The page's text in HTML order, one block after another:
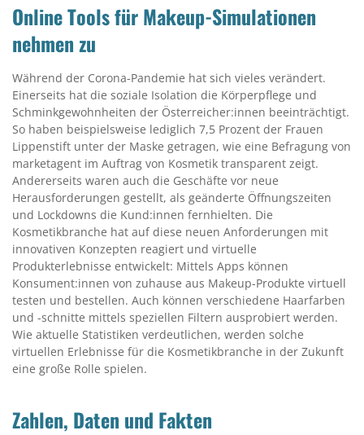
Online Tools für Makeup-Simulationen
nehmen zu
Während der Corona-Pandemie hat sich vieles verändert.
Einerseits hat die soziale Isolation die Körperpflege und
Schminkgewohnheiten der Österreicher:innen beeinträchtigt.
So haben beispielsweise lediglich 7,5 Prozent der Frauen
Lippenstift unter der Maske getragen, wie eine Befragung von
marketagent im Auftrag von Kosmetik transparent zeigt.
Andererseits waren auch die Geschäfte vor neue
Herausforderungen gestellt, als geänderte Öffnungszeiten
und Lockdowns die Kund:innen fernhielten. Die
Kosmetikbranche hat auf diese neuen Anforderungen mit
innovativen Konzepten reagiert und virtuelle
Produkterlebnisse entwickelt: Mittels Apps können
Konsument:innen von zuhause aus Makeup-Produkte virtuell
testen und bestellen. Auch können verschiedene Haarfarben
und -schnitte mittels speziellen Filtern ausprobiert werden.
Wie aktuelle Statistiken verdeutlichen, werden solche
virtuellen Erlebnisse für die Kosmetikbranche in der Zukunft
eine große Rolle spielen.
Zahlen, Daten und Fakten